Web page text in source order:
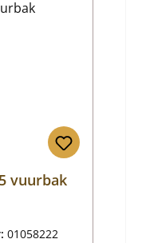
vuurbak
01058222